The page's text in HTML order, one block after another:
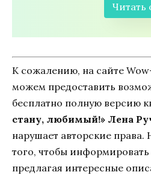
Читать
К сожалению, на сайте
можем предоставить
бесплатно полную версию
стану, любимый!» Лена
нарушает авторские права.
того, чтобы информировать
предлагая интересные